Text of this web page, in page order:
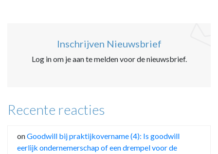
Inschrijven Nieuwsbrief
Log in om je aan te melden voor de nieuwsbrief.
Recente reacties
onGoodwill bij praktijkovername (4): Is goodwill
eerlijk ondernemerschap of een drempel voor de